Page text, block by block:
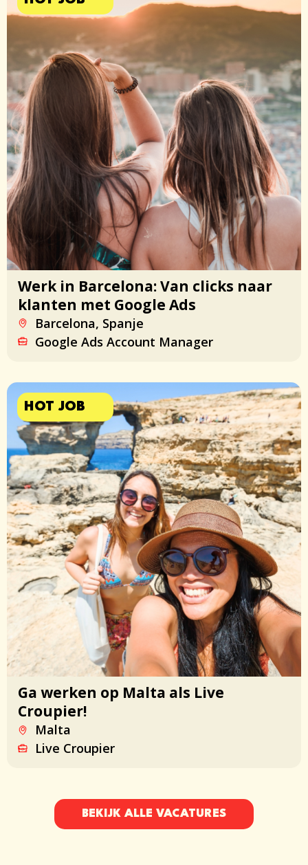
Werk in Barcelona: Van clicks naar
klanten met Google Ads
Barcelona, Spanje
Google Ads Account Manager
HOT JOB
Ga werken op Malta als Live
Croupier!
Malta
Live Croupier
BEKIJK ALLE VACATURES